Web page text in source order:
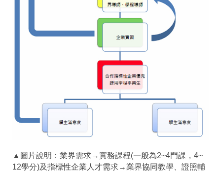
▲圖片說明：業界需求→實務課程(一般為2~4門課，4~
12學分)及指標性企業人才需求→業界協同教學、證照輔